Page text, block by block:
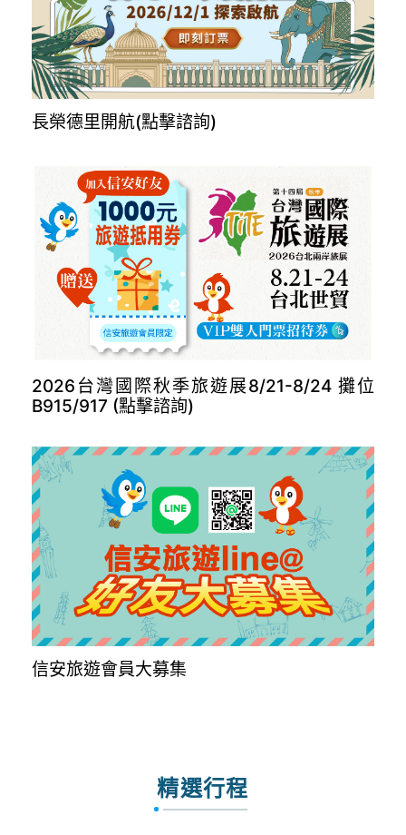
長榮德里開航(點擊諮詢)
2026台灣國際秋季旅遊展8/21-8/24 攤位
B915/917 (點擊諮詢)
信安旅遊會員大募集
精選行程